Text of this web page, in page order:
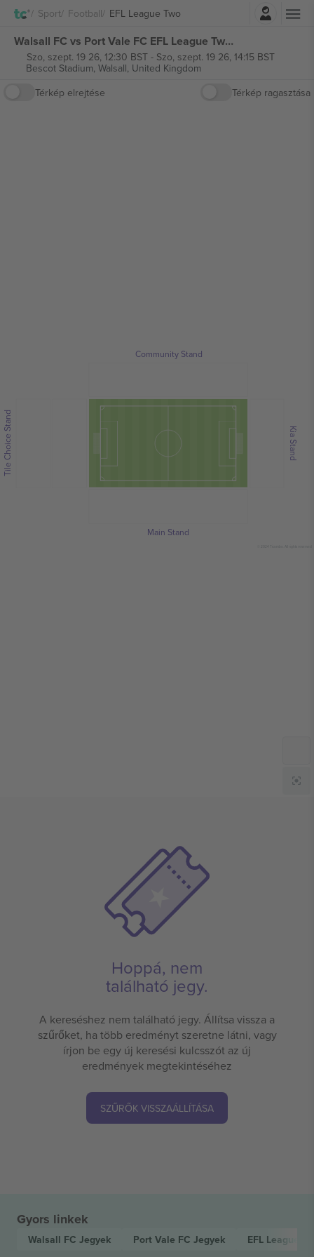
Sport Football EFL League TwoBelépés
Walsall FC vs Port Vale FC EFL League Two jegyek
Szo, szept. 19 26, 12:30 BST- Szo, szept. 19 26, 14:15 BST
Bescot Stadium, Walsall, United Kingdom
Térkép elrejtése
Térkép ragasztása
Community Stand
Kia Stand
Main Stand
Tile Choice Stand
Hoppá, nem
található jegy.
A kereséshez nem található jegy. Állítsa vissza a
szűrőket, ha több eredményt szeretne látni, vagy
írjon be egy új keresési kulcsszót az új
eredmények megtekintéséhez
SZŰRŐK VISSZAÁLLÍTÁSA
Gyors linkek
Walsall FC Jegyek Port Vale FC Jegyek EFL League